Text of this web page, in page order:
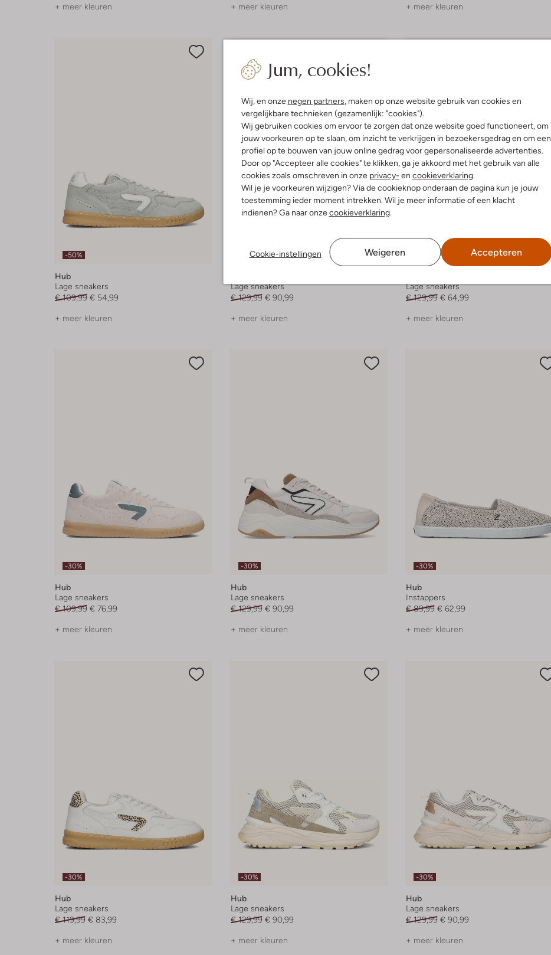
Jum, cookies!
Wij, en onze negen partners, maken op onze website gebruik van cookies en
vergelijkbare technieken (gezamenlijk: "cookies").
Wij gebruiken cookies om ervoor te zorgen dat onze website goed functioneert, om
jouw voorkeuren op te slaan, om inzicht te verkrijgen in bezoekersgedrag en om een
profiel op te bouwen van jouw online gedrag voor gepersonaliseerde advertenties.
Door op "Accepteer alle cookies" te klikken, ga je akkoord met het gebruik van alle
cookies zoals omschreven in onze privacy- en cookieverklaring.
Wil je je voorkeuren wijzigen? Via de cookieknop onderaan de pagina kun je jouw
toestemming ieder moment intrekken. Wil je meer informatie of een klacht
indienen? Ga naar onzecookieverklaring.
Cookie-instellingen Weigeren Accepteren
+ meer kleuren + meer kleuren + meer kleuren
-50%
Hub
Lage sneakers
€ 109,99 € 54,99
+ meer kleuren
-30%
Lage sneakers
€ 129,99 € 90,99
+ meer kleuren
Lage sneakers
€ 129,99 € 64,99
+ meer kleuren
-30%
Hub
Lage sneakers
€ 109,99 € 76,99
+ meer kleuren
-30%
Hub
Lage sneakers
€ 129,99 € 90,99
+ meer kleuren
-30%
Hub
Instappers
€ 89,99 € 62,99
+ meer kleuren
-30%
Hub
Lage sneakers
€ 119,99 € 83,99
+ meer kleuren
-30%
Hub
Lage sneakers
€ 129,99 € 90,99
+ meer kleuren
-30%
Hub
Lage sneakers
€ 129,99 € 90,99
+ meer kleuren